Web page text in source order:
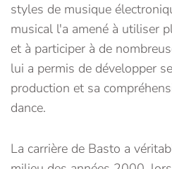
styles de musique
musical l'a amené à utiliser
et à participer à de
lui a permis de développer
production et sa
dance.
La carrière de Basto a